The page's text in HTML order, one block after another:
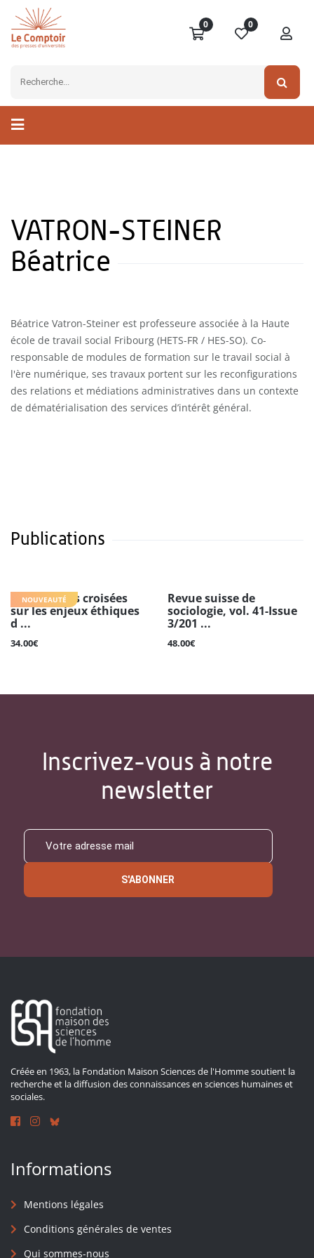
0 0
VATRON-STEINER
Béatrice
Béatrice Vatron-Steiner est professeure associée à la Haute
école de travail social Fribourg (HETS-FR / HES-SO). Co-
responsable de modules de formation sur le travail social à
l'ère numérique, ses travaux portent sur les reconfigurations
des relations et médiations administratives dans un contexte
de dématérialisation des services d’intérêt général.
Publications
NOUVEAUTÉ
Perspectives croisées
sur les enjeux éthiques
d ...
34.00€
Revue suisse de
sociologie, vol. 41-Issue
3/201 ...
48.00€
Inscrivez-vous à notre
newsletter
S'ABONNER
Créée en 1963, la Fondation Maison Sciences de l'Homme soutient la
recherche et la diffusion des connaissances en sciences humaines et
sociales.
Informations
Mentions légales
Conditions générales de ventes
Qui sommes-nous